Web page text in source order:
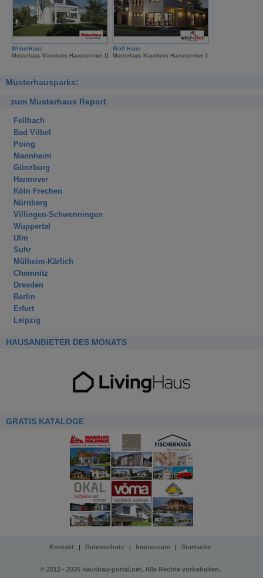
WeberHaus
Musterhaus Mannheim Hausnummer 11
Wolf Haus
Musterhaus Mannheim Hausnummer 1
Musterhausparks:
zum Musterhaus Report
Fellbach
Bad Vilbel
Poing
Mannheim
Günzburg
Hannover
Köln Frechen
Nürnberg
Villingen-Schwenningen
Wuppertal
Ulm
Suhr
Mülheim-Kärlich
Chemnitz
Dresden
Berlin
Erfurt
Leipzig
HAUSANBIETER DES MONATS
GRATIS KATALOGE
Kontakt Datenschutz Impressum Startseite
© 2012 - 2026 hausbau-portal.net. Alle Rechte vorbehalten.